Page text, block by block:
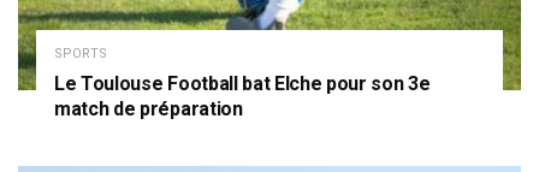
SPORTS
Le Toulouse Football bat Elche pour son 3e
match de préparation